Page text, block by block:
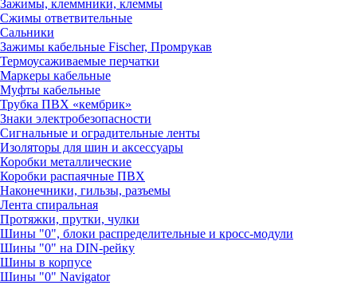
Зажимы, клеммники, клеммы
Сжимы ответвительные
Сальники
Зажимы кабельные Fischer, Промрукав
Термоусаживаемые перчатки
Маркеры кабельные
Муфты кабельные
Трубка ПВХ «кембрик»
Знаки электробезопасности
Сигнальные и оградительные ленты
Изоляторы для шин и аксессуары
Коробки металлические
Коробки распаячные ПВХ
Наконечники, гильзы, разъемы
Лента спиральная
Протяжки, прутки, чулки
Шины "0", блоки распределительные и кросс-модули
Шины "0" на DIN-рейку
Шины в корпусе
Шины "0" Navigator